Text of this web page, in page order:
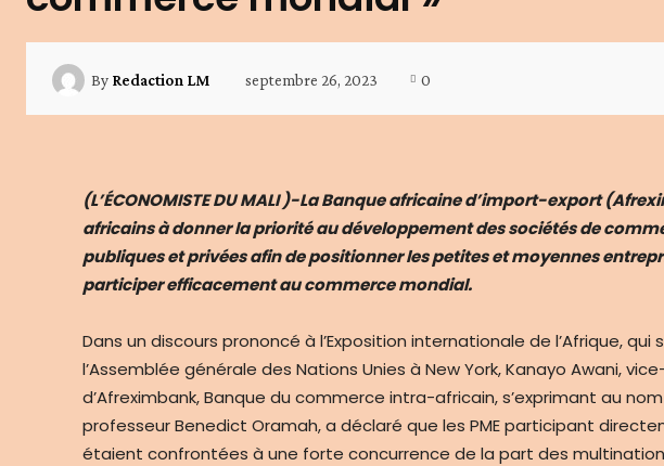
By Redaction LM septembre 26, 2023 0
(L’ÉCONOMISTE DU MALI )-La Banque africaine d’import-export
africains à donner la priorité au développement des sociétés de
publiques et privées afin de positionner les petites et moyennes
participer efficacement au commerce mondial.
Dans un discours prononcé à l’Exposition internationale de l’Afrique,
l’Assemblée générale des Nations Unies à New York, Kanayo Awani,
d’Afreximbank, Banque du commerce intra-africain, s’exprimant au
professeur Benedict Oramah, a déclaré que les PME participant
étaient confrontées à une forte concurrence de la part des